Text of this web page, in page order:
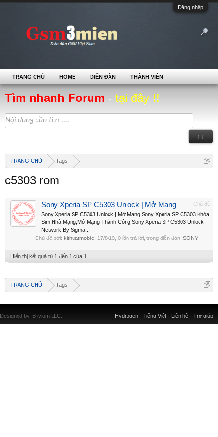
Đăng nhập
Tìm nhanh Forum - tại đây !!
↑ ↓
TRANG CHỦ Tags
c5303 rom
Chủ đề
Sony Xperia SP C5303 Unlock | Mở Mạng
Sony Xperia SP C5303 Unlock | Mở Mạng Sony Xperia SP C5303 Khóa
Sim Nhà Mạng,Mở Mạng Thành Công Sony Xperia SP C5303 Unlock
Network By Sigma...
Chủ đề bởi: kithuatmobile 17/8/19 , 0 lần trả lời, trong diễn đàn: SONY
Hiển thị kết quả từ 1 đến 1 của 1
TRANG CHỦ Tags
TRANG CHỦ HOME DIỄN ĐÀN THÀNH VIÊN
Liên hệ Trợ giúp
Hydrogen Tiếng Việt
Designed by Brivium LLC.